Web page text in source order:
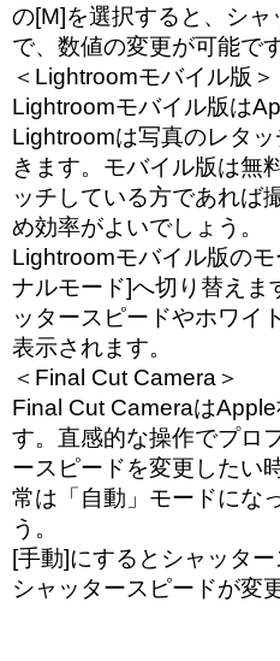
の[M]を選択すると、シ
で、数値の変更が可能です
＜Lightroomモバイル版＞
Lightroomモバイル版は
Lightroomは写真のレタ
きます。モバイル版は無
ッチしている方であれば
め効率がよいでしょう。
Lightroomモバイル版の
ナルモード]へ切り替えま
ッタースピードやホワイ
表示されます。
＜Final Cut Camera＞
Final Cut Cameraは
す。直感的な操作でプロ
ースピードを変更したい
常は「自動」モードにな
う。
[手動]にするとシャッタ
シャッタースピードが変